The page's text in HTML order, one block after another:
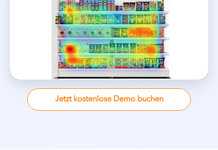
Jetzt kostenlose Demo buchen